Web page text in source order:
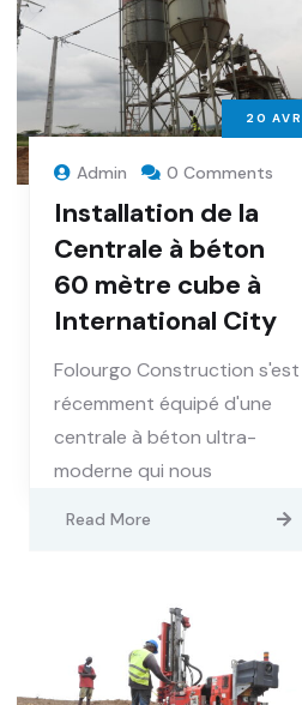
20 AVR
Admin 0 Comments
Installation de la
Centrale à béton
60 mètre cube à
International City
Folourgo Construction s'est
récemment équipé d'une
centrale à béton ultra-
moderne qui nous
Read More